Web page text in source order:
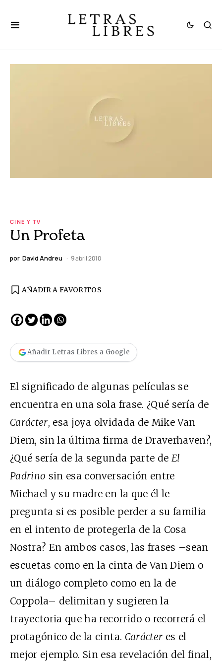
CINE Y TV
Un Profeta
por David Andreu 9 abril 2010
AÑADIR A FAVORITOS
Añadir Letras Libres a Google
El significado de algunas películas se
encuentra en una sola frase. ¿Qué sería de
Carácter, esa joya olvidada de Mike Van
Diem, sin la última firma de Draverhaven?,
¿Qué sería de la segunda parte de El
Padrino sin esa conversación entre
Michael y su madre en la que él le
pregunta si es posible perder a su familia
en el intento de protegerla de la Cosa
Nostra? En ambos casos, las frases –sean
escuetas como en la cinta de Van Diem o
un diálogo completo como en la de
Coppola– delimitan y sugieren la
trayectoria que ha recorrido o recorrerá el
protagónico de la cinta. Carácter es el
mejor ejemplo. Sin esa revelación del final,